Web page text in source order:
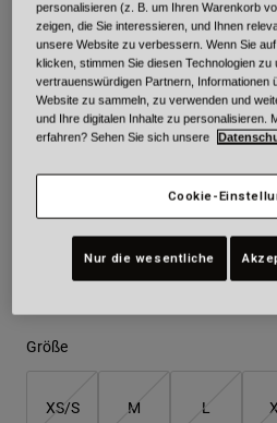
Farben -Braun
Größe
XS/S M L
personalisieren (z. B. um Ihren Warenkorb
zeigen, die Sie interessieren, und Ihnen
unsere Website zu verbessern. Wenn Sie
klicken, stimmen Sie diesen Technologien
vertrauenswürdigen Partnern, Informationen
Website zu sammeln, zu verwenden und
und Ihre digitalen Inhalte zu personalisieren.
erfahren? Sehen Sie sich unsere
Cookie-
Nur die wesentliche